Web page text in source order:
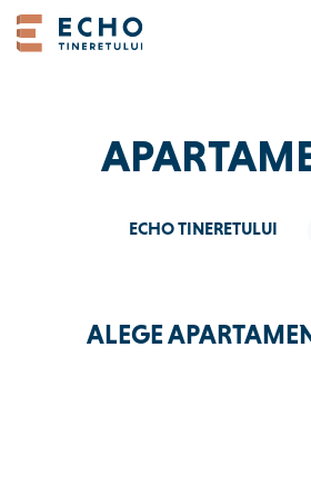
Skip
ECHO TINERETULUI
ALEGE